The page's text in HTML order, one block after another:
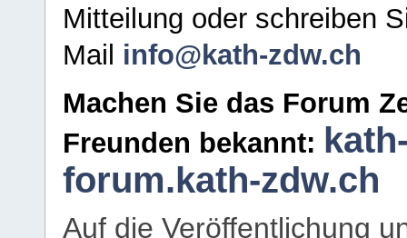
Mitteilung oder schreiben
Mail info@kath-zdw.ch
Machen Sie das Forum
Freunden bekannt:
forum.kath-zdw.ch
Auf die Veröffentlichung